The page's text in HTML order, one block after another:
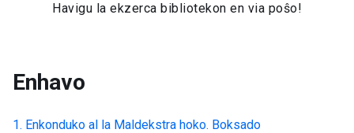
Havigu la ekzerca bibliotekon en via poŝo!
Enhavo
Enkonduko al la Maldekstra hoko. Boksado